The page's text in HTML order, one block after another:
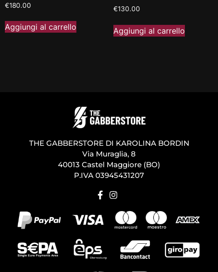
€180.00
Aggiungi al carrello
€130.00
Aggiungi al carrello
THE GABBERSTORE DI KAROLINA BORDIN
Via Muraglia, 8
40013 Castel Maggiore (BO)
P.IVA 03945431207